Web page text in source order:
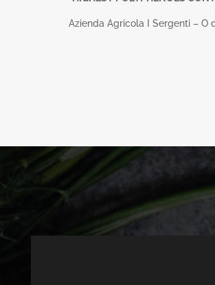
Azienda Agricola I Sergenti – O